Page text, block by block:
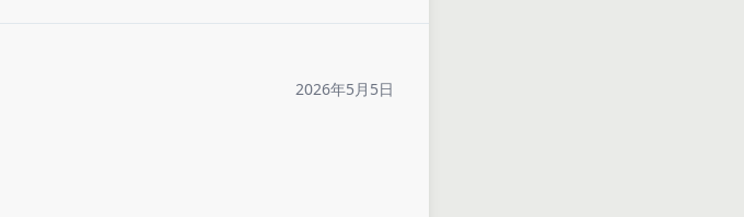
2026年5月5日